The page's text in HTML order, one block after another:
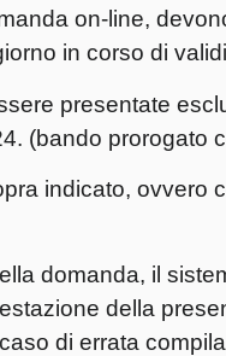
on-line,
in corso di
presentate
(bando prorogato
indicato,
domanda, il
della
di errata